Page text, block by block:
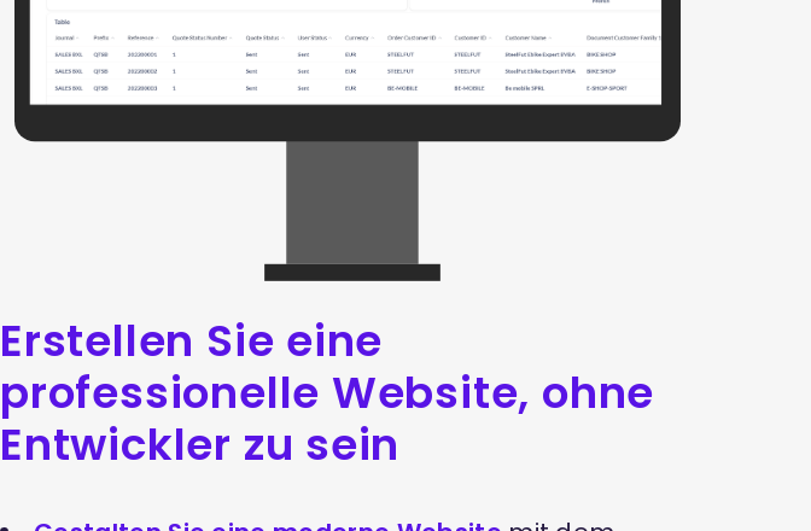
Erstellen Sie eine
professionelle Website, ohne
Entwickler zu sein